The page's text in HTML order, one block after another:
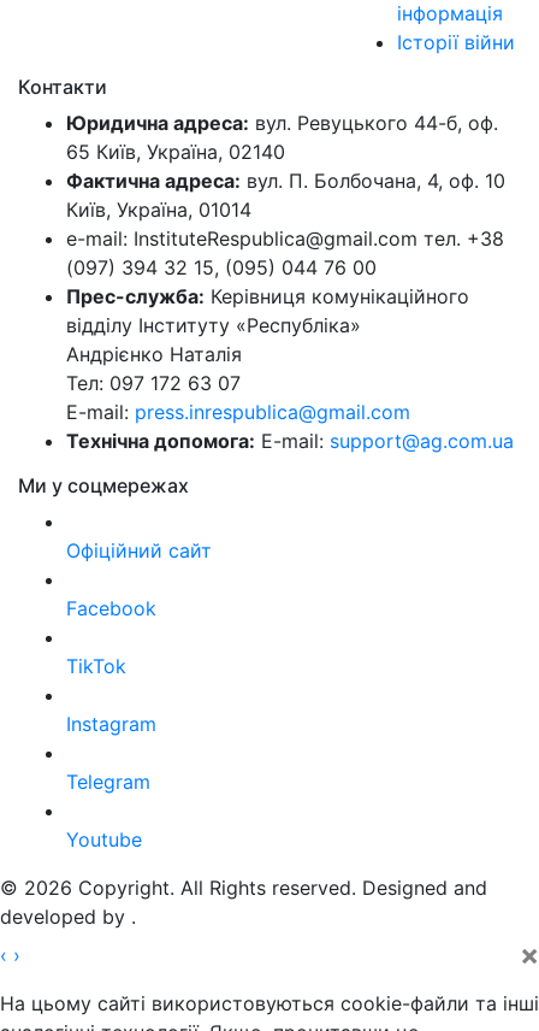
інформація
Історії війни
Контакти
Юридична адреса: вул. Ревуцького 44-б, оф.
65 Київ, Україна, 02140
Фактична адреса: вул. П. Болбочана, 4, оф. 10
Київ, Україна, 01014
e-mail: InstituteRespublica@gmail.com тел. +38
(097) 394 32 15, (095) 044 76 00
Прес-служба: Керівниця комунікаційного
відділу Інституту «Республіка»
Андрієнко Наталія
Тел: 097 172 63 07
E-mail: press.inrespublica@gmail.com
Технічна допомога: E-mail: support@ag.com.ua
Ми у соцмережах
Офіційний сайт
Facebook
TikTok
Instagram
Telegram
Youtube
© 2026 Copyright. All Rights reserved. Designed and
developed by .
‹ › ×
На цьому сайті використовуються cookie-файли та інші